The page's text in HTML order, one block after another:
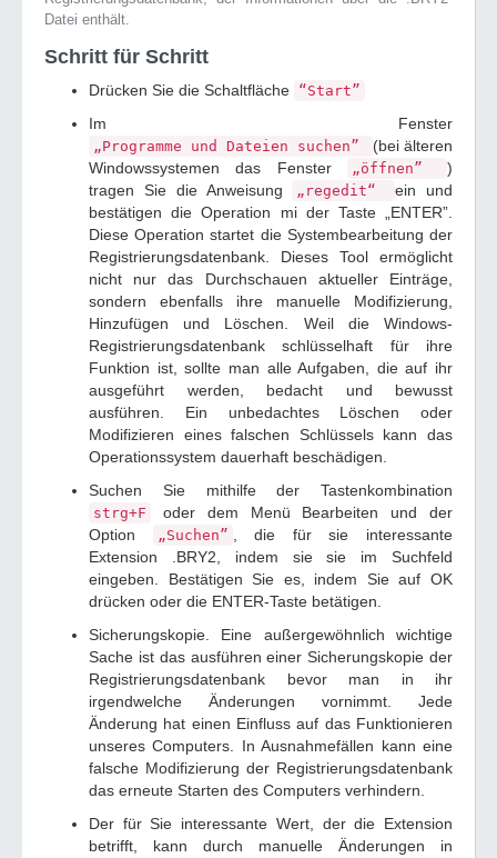
Datei enthält.
Schritt für Schritt
Drücken Sie die Schaltfläche “Start”
Im Fenster
„Programme und Dateien suchen”
(bei älteren
Windowssystemen das Fenster
„öffnen”
)
tragen Sie die Anweisung
„regedit“
ein und
bestätigen die Operation mi der Taste „ENTER”.
Diese Operation startet die Systembearbeitung der
Registrierungsdatenbank. Dieses Tool ermöglicht
nicht nur das Durchschauen aktueller Einträge,
sondern ebenfalls ihre manuelle Modifizierung,
Hinzufügen und Löschen. Weil die Windows-
Registrierungsdatenbank schlüsselhaft für ihre
Funktion ist, sollte man alle Aufgaben, die auf ihr
ausgeführt werden, bedacht und bewusst
ausführen. Ein unbedachtes Löschen oder
Modifizieren eines falschen Schlüssels kann das
Operationssystem dauerhaft beschädigen.
Suchen Sie mithilfe der Tastenkombination
strg+F
oder dem Menü Bearbeiten und der
Option
„Suchen”
, die für sie interessante
Extension .BRY2, indem sie sie im Suchfeld
eingeben. Bestätigen Sie es, indem Sie auf OK
drücken oder die ENTER-Taste betätigen.
Sicherungskopie. Eine außergewöhnlich wichtige
Sache ist das ausführen einer Sicherungskopie der
Registrierungsdatenbank bevor man in ihr
irgendwelche Änderungen vornimmt. Jede
Änderung hat einen Einfluss auf das Funktionieren
unseres Computers. In Ausnahmefällen kann eine
falsche Modifizierung der Registrierungsdatenbank
das erneute Starten des Computers verhindern.
Der für Sie interessante Wert, der die Extension
betrifft, kann durch manuelle Änderungen in